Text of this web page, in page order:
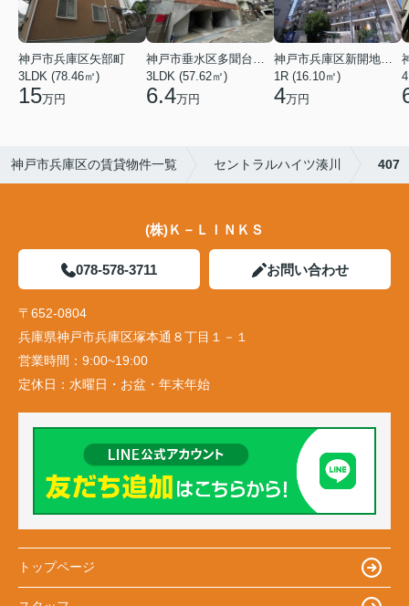
神戸市兵庫区矢部町
3LDK (78.46㎡)
15万円
神戸市垂水区多聞台２丁目
3LDK (57.62㎡)
6.4万円
神戸市兵庫区新開地１丁目
1R (16.10㎡)
4万円
神戸市兵庫区の賃貸物件一覧 セントラルハイツ湊川 407
(株)Ｋ－ＬＩＮＫＳ
078-578-3711 お問い合わせ
〒652-0804
兵庫県神戸市兵庫区塚本通８丁目１－１
営業時間： 9:00~19:00
定休日： 水曜日・お盆・年末年始
トップページ